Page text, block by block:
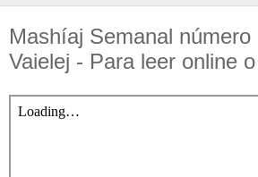
Mashíaj Semanal
Vaielej - Para leer online